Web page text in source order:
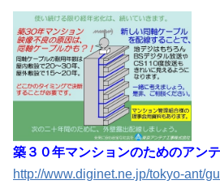
築３０年マンションのためのアン
http://www.diginet.ne.jp/tokyo-ant/